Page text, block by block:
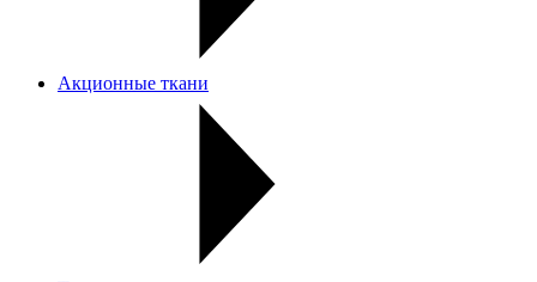
Акционные ткани